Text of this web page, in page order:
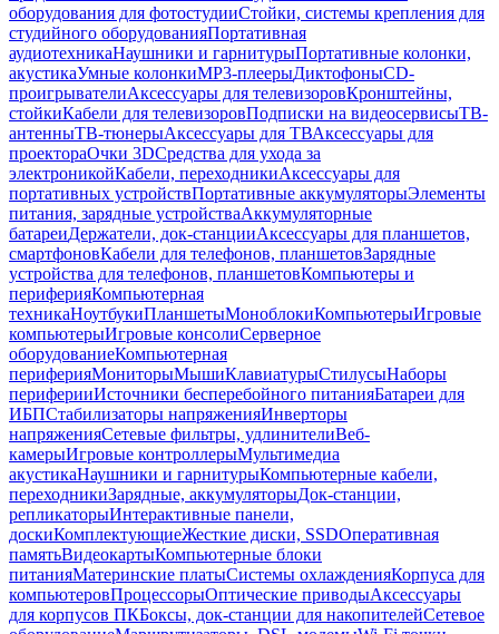
оборудования для фотостудииСтойки, системы крепления для
студийного оборудованияПортативная
аудиотехникаНаушники и гарнитурыПортативные колонки,
акустикаУмные колонкиMP3-плеерыДиктофоныCD-
проигрывателиАксессуары для телевизоровКронштейны,
стойкиКабели для телевизоровПодписки на видеосервисыТВ-
антенныТВ-тюнерыАксессуары для ТВАксессуары для
проектораОчки 3DСредства для ухода за
электроникойКабели, переходникиАксессуары для
портативных устройствПортативные аккумуляторыЭлементы
питания, зарядные устройстваАккумуляторные
батареиДержатели, док-станцииАксессуары для планшетов,
смартфоновКабели для телефонов, планшетовЗарядные
устройства для телефонов, планшетовКомпьютеры и
периферияКомпьютерная
техникаНоутбукиПланшетыМоноблокиКомпьютерыИгровые
компьютерыИгровые консолиСерверное
оборудованиеКомпьютерная
периферияМониторыМышиКлавиатурыСтилусыНаборы
периферииИсточники бесперебойного питанияБатареи для
ИБПСтабилизаторы напряженияИнверторы
напряженияСетевые фильтры, удлинителиВеб-
камерыИгровые контроллерыМультимедиа
акустикаНаушники и гарнитурыКомпьютерные кабели,
переходникиЗарядные, аккумуляторыДок-станции,
репликаторыИнтерактивные панели,
доскиКомплектующиеЖесткие диски, SSDОперативная
памятьВидеокартыКомпьютерные блоки
питанияМатеринские платыСистемы охлажденияКорпуса для
компьютеровПроцессорыОптические приводыАксессуары
для корпусов ПКБоксы, док-станции для накопителейСетевое